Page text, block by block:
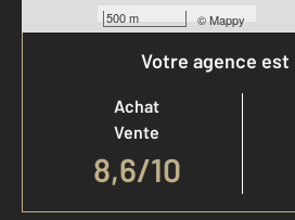
500 m ©Mappy
Votre agence est
Achat
Vente
8,6/10